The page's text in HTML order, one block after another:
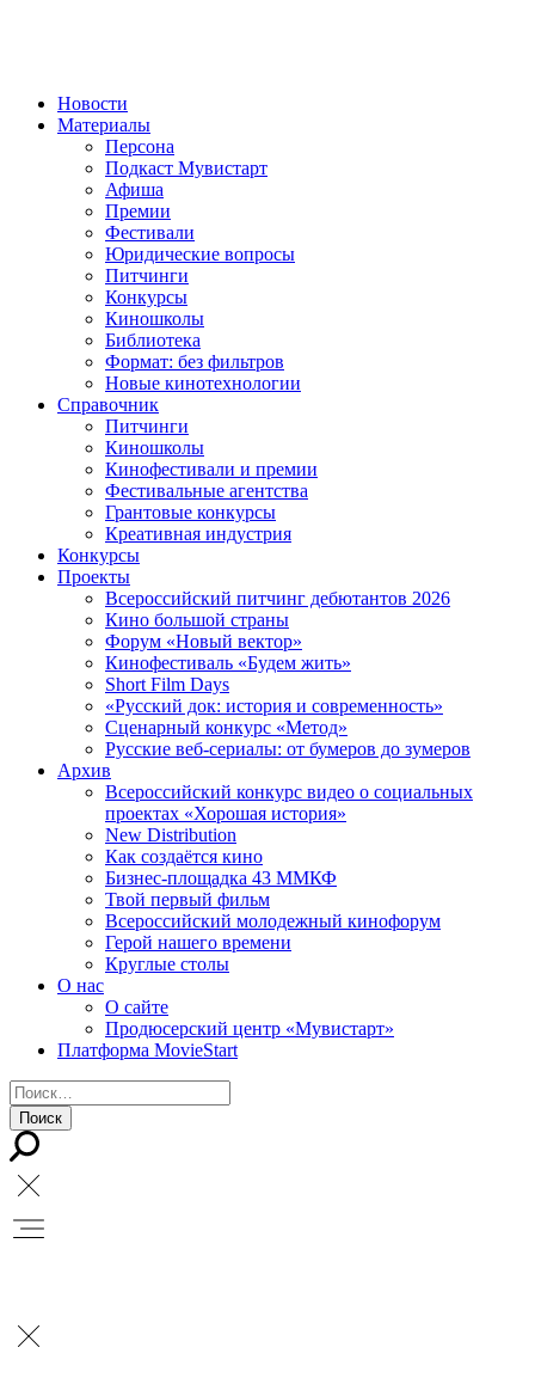
Новости
Материалы
Персона
Подкаст Мувистарт
Афиша
Премии
Фестивали
Юридические вопросы
Питчинги
Конкурсы
Киношколы
Библиотека
Формат: без фильтров
Новые кинотехнологии
Справочник
Питчинги
Киношколы
Кинофестивали и премии
Фестивальные агентства
Грантовые конкурсы
Креативная индустрия
Конкурсы
Проекты
Всероссийский питчинг дебютантов 2026
Кино большой страны
Форум «Новый вектор»
Кинофестиваль «Будем жить»
Short Film Days
«Русский док: история и современность»
Сценарный конкурс «Метод»
Русские веб-сериалы: от бумеров до зумеров
Архив
Всероссийский конкурс видео о социальных
проектах «Хорошая история»
New Distribution
Как создаётся кино
Бизнес-площадка 43 ММКФ
Твой первый фильм
Всероссийский молодежный кинофорум
Герой нашего времени
Круглые столы
О нас
О сайте
Продюсерский центр «Мувистарт»
Платформа MovieStart